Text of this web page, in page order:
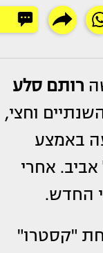
רותם סלע
וחצי,
באמצע
אחרי
החדש.
"קסטרו"